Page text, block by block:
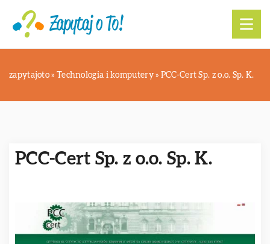
zapytajoto » Technologia i komputery» PCC-Cert Sp. z o.o. Sp. K.
PCC-Cert Sp. z o.o. Sp. K.